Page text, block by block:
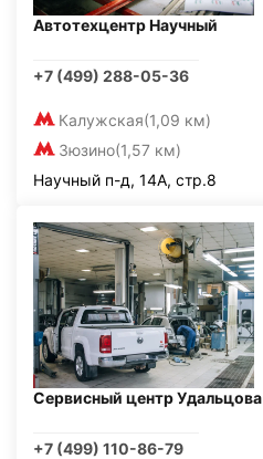
Автотехцентр Научный
+7 (499) 288-05-36
Калужская(1,09 км)
Зюзино(1,57 км)
Научный п-д, 14А, стр.8
Сервисный центр Удальцова
+7 (499) 110-86-79